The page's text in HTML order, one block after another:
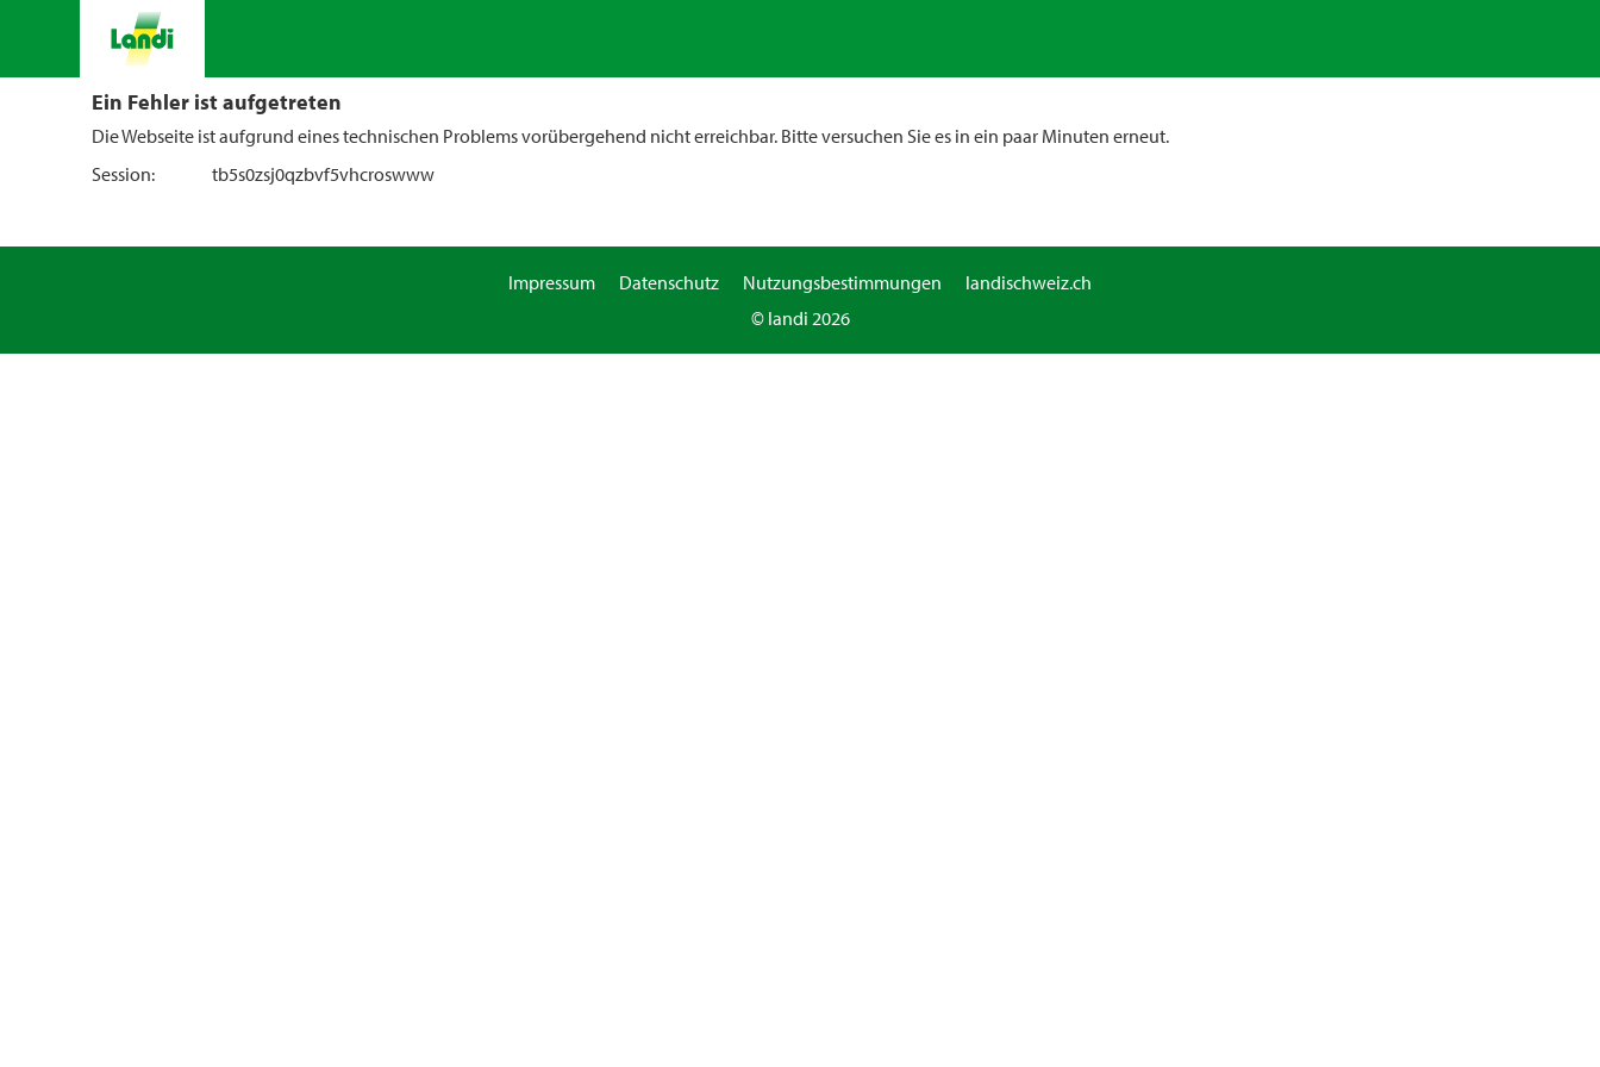
Ein Fehler ist aufgetreten
Die Webseite ist aufgrund eines technischen Problems vorübergehend nicht erreichbar. Bitte versuchen Sie es in ein paar Minuten erneut.
Session:
tb5s0zsj0qzbvf5vhcroswww
Impressum Datenschutz Nutzungsbestimmungen
landischweiz.ch
© landi 2026